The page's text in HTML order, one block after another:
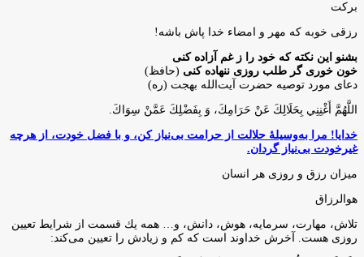
برکت
رزقی خوبه كه مهر و امضاء خدا پاش باشه!
بشنو این نکته که خود را ز غم آزاده کنی
خون خوری گر طلب روزی ننهاده کنی (حافظ)
دعای مورد توصیه حضرت آیت‌الله بهجت (ره)
اللَّهُمَّ أَغْنِنِي بِحَلَالِكَ عَنْ حَرَامِكَ، وَ بِفَضْلِكَ عَمَّنْ سِوَاكَ‏.
خدایا! مرا به‌وسیلۀ حلالت از حرامت بی‌نیاز کن، و با فضل خودت، از هرچه
غیرخودت بی‌نیاز گردان.
میزان رزق و روزی هر انسان
هوالرزاق
تلاش، مهارت، سرمايه، هوش، دانش، و… همه يك قسمت از شرايط تعيين
روزى هست. آخرش خداوند است كه كم و زيادش را تعيين مى‌كند: